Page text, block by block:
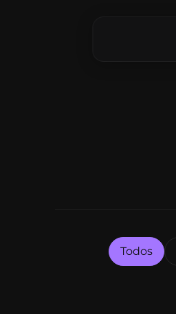
Todos